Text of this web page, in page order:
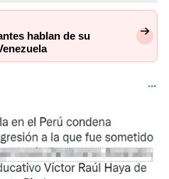
hablan de su